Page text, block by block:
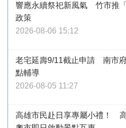
響應永續祭祀新風氣 竹市推「
政策
2026-08-06 15:12
老宅延壽9/11截止申請 南市
點輔導
2026-08-05 11:27
高雄市民赴日享專屬小禮！